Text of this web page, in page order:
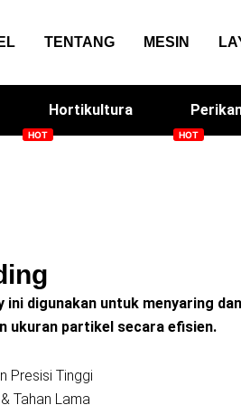
TENTANG MESIN
Hortikultura
digunakan untuk menyaring
ukuran partikel secara efisien.
Presisi Tinggi
Tahan Lama